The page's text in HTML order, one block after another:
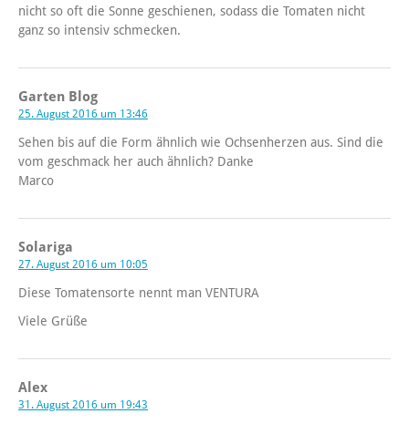
nicht so oft die Sonne geschienen, sodass die Tomaten nicht
ganz so intensiv schmecken.
Garten Blog
25. August 2016 um 13:46
Sehen bis auf die Form ähnlich wie Ochsenherzen aus. Sind die
vom geschmack her auch ähnlich? Danke
Marco
Solariga
27. August 2016 um 10:05
Diese Tomatensorte nennt man VENTURA
Viele Grüße
Alex
31. August 2016 um 19:43